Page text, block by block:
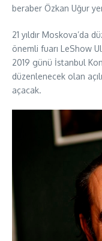
beraber Özkan Uğur
21 yıldır Moskova’da
önemli fuarı LeShow
2019 günü İstanbul
düzenlenecek olan
açacak.